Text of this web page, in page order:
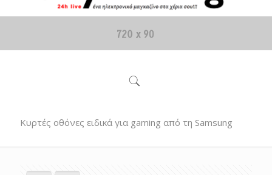
Κυρτές οθόνες ειδικά για gaming από τη Samsung